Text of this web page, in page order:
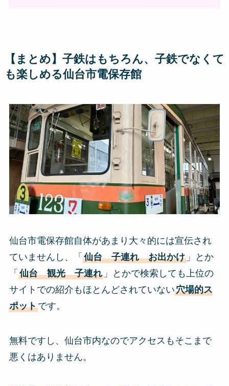
【まとめ】子鉄はもちろん、子鉄でなくて
も楽しめる仙台市電保存館
仙台市電保存館自体があまり大々的には宣伝され
ていませんし、「 仙台 子連れ お出かけ」とか
「 仙台 観光 子連れ」とかで検索しても上位の
サイトでの紹介もほとんどされていない穴場的ス
ポットです。
無料ですし、仙台市内なのでアクセスもそこまで
悪くはありません。